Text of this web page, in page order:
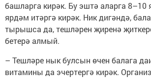
башларга кирәк. Бу эштә аларга 8–10
ярдәм итәргә кирәк. Ник дигәндә,
тырышса да, тешләрен җиренә
бетерә алмый.
– Тешләре нык булсын өчен балага
витамины да эчертергә кирәк.